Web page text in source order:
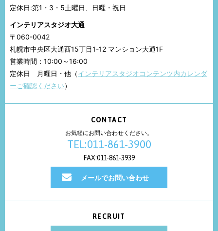
定休日:第1・3・5土曜日、日曜・祝日
インテリアスタジオ大通
〒060-0042
札幌市中央区大通西15丁目1-12 マンション大通1F
営業時間：10:00～16:00
定休日 月曜日・他（インテリアスタジオコンテンツ内カレンダ
ーご確認ください）
CONTACT
お気軽にお問い合わせください。
TEL:011-861-3900
FAX:011-861-3939
メールでお問い合わせ
RECRUIT